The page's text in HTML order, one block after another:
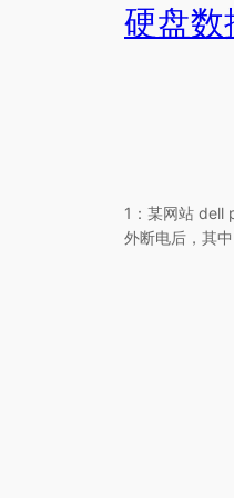
硬盘数
1：某网站 dell
外断电后，其